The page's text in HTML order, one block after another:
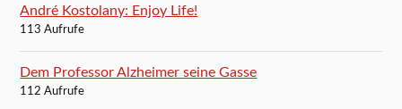
André Kostolany: Enjoy Life!
113 Aufrufe
Dem Professor Alzheimer seine Gasse
112 Aufrufe